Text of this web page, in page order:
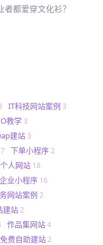
都爱穿文化衫？
IT科技网站案例 3
教学 3
建站 3
下单小程序2
个人网站 18
企业小程序 16
网站案例 2
建站2
作品集网站4
免费自助建站2